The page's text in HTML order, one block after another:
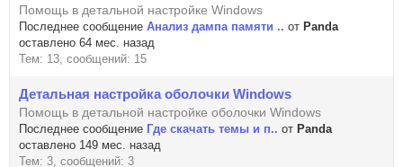
Помощь в детальной настройке Windows
Последнее сообщение Анализ дампа памяти .. от Panda
оставлено 64 мес. назад
Тем: 13, сообщений: 15
Детальная настройка оболочки Windows
Помощь в детальной настройке оболочки Windows
Последнее сообщение Где скачать темы и п.. от Panda
оставлено 149 мес. назад
Тем: 3, сообщений: 3